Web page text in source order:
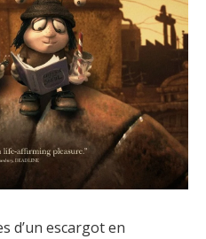
d’un escargot en